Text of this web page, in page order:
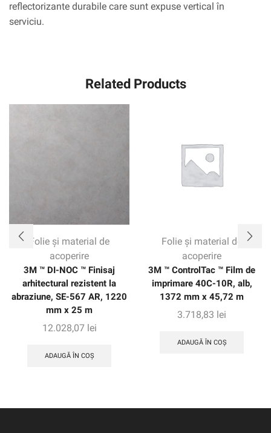
reflectorizante durabile care sunt expuse vertical în
serviciu.
Related Products
Folie și material de
acoperire
3M ™ DI-NOC ™ Finisaj
arhitectural rezistent la
abraziune, SE-567 AR, 1220
mm x 25 m
12.028,07 lei
ADAUGĂ ÎN COȘ
Folie și material de
acoperire
3M ™ ControlTac ™ Film de
imprimare 40C-10R, alb,
1372 mm x 45,72 m
3.718,83 lei
ADAUGĂ ÎN COȘ